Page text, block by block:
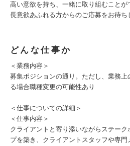
高い意欲を持ち、一緒に取り組むこと
長意欲あふれる方からのご応募をお待ち
どんな仕事か
＜業務内容＞
募集ポジションの通り。ただし、業務
る場合職種変更の可能性あり
＜仕事についての詳細＞
＜仕事内容＞
クライアントと寄り添いながらステー
プを築き、クライアントスタッフや専門